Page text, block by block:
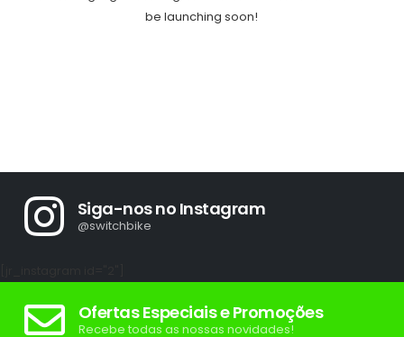
be launching soon!
Siga-nos no Instagram
@switchbike
Ofertas Especiais e Promoções
Recebe todas as nossas novidades!